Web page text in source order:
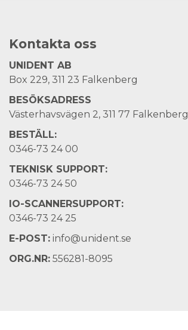
Kontakta oss
UNIDENT AB
Box 229, 311 23 Falkenberg
BESÖKSADRESS
Västerhavsvägen 2, 311 77 Falkenberg
BESTÄLL:
0346-73 24 00
TEKNISK SUPPORT:
0346-73 24 50
IO-SCANNERSUPPORT:
0346-73 24 25
E-POST: info@unident.se
ORG.NR: 556281-8095